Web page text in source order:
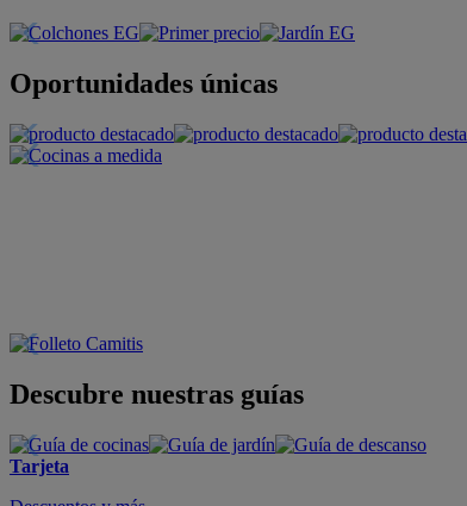
Oportunidades únicas
Descubre nuestras guías
Tarjeta